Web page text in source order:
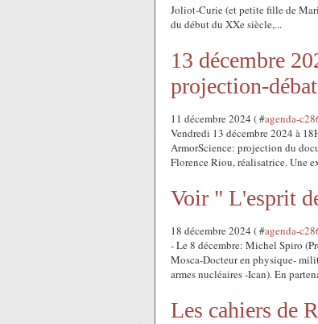
Joliot-Curie (et petite fille de
du début du XXe siècle,...
13 décembre
projection-
11 décembre 2024 ( #agenda-
Vendredi 13 décembre 2024 à
ArmorScience: projection du
Florence Riou, réalisatrice. Une
Voir " L'esprit
18 décembre 2024 ( #agenda-
- Le 8 décembre: Michel Spiro
Mosca-Docteur en physique-
armes nucléaires -Ican). En
Les cahiers de